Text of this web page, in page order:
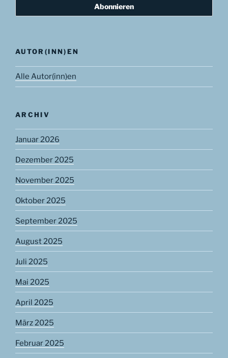
AUTOR(INN)EN
Alle Autor(inn)en
ARCHIV
Januar 2026
Dezember 2025
November 2025
Oktober 2025
September 2025
August 2025
Juli 2025
Mai 2025
April 2025
März 2025
Februar 2025